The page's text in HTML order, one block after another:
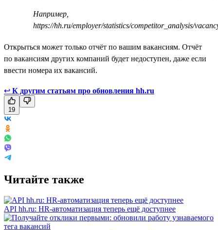
Например,
https://hh.ru/employer/statistics/competitor_analysis/
Открыться может только отчёт по вашим вакансиям. Отчёт
по вакансиям других компаний будет недоступен, даже если
ввести номера их вакансий.
↩ К другим статьям про обновления hh.ru
19
Читайте также
API hh.ru: HR-автоматизация теперь ещё доступнее